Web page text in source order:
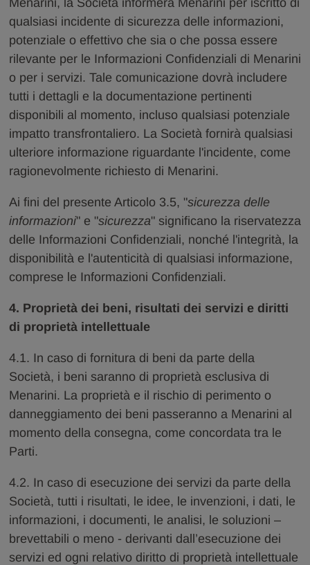
qualsiasi incidente di sicurezza delle informazioni,
potenziale o effettivo che sia o che possa essere
rilevante per le Informazioni Confidenziali di Menarini
o per i servizi. Tale comunicazione dovrà includere
tutti i dettagli e la documentazione pertinenti
disponibili al momento, incluso qualsiasi potenziale
impatto transfrontaliero. La Società fornirà qualsiasi
ulteriore informazione riguardante l'incidente, come
ragionevolmente richiesto di Menarini.
Ai fini del presente Articolo 3.5, "sicurezza delle
informazioni" e "sicurezza" significano la riservatezza
delle Informazioni Confidenziali, nonché l'integrità, la
disponibilità e l'autenticità di qualsiasi informazione,
comprese le Informazioni Confidenziali.
4. Proprietà dei beni, risultati dei servizi e diritti
di proprietà intellettuale
4.1. In caso di fornitura di beni da parte della
Società, i beni saranno di proprietà esclusiva di
Menarini. La proprietà e il rischio di perimento o
danneggiamento dei beni passeranno a Menarini al
momento della consegna, come concordata tra le
Parti.
4.2. In caso di esecuzione dei servizi da parte della
Società, tutti i risultati, le idee, le invenzioni, i dati, le
informazioni, i documenti, le analisi, le soluzioni –
brevettabili o meno - derivanti dall’esecuzione dei
servizi ed ogni relativo diritto di proprietà intellettuale